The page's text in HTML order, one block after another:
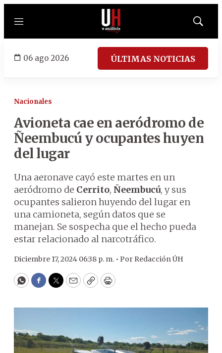
Menú
Mostrar
06 ago 2026 ÚLTIMAS NOTICIAS
Nacionales
Avioneta cae en aeródromo de
Ñeembucú y ocupantes huyen
del lugar
Una aeronave cayó este martes en un
aeródromo de Cerrito, Ñeembucú, y sus
ocupantes salieron huyendo del lugar en
una camioneta, según datos que se
manejan. Se sospecha que el hecho pueda
estar relacionado al narcotráfico.
Diciembre 17, 2024 06:38 p. m. • Por Redacción ÚH
WhatsApp
Facebook
Twitter
EmailCopyPrint